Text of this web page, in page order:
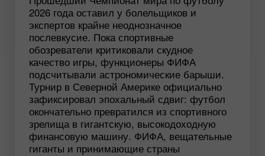
2026 года оставил у болельщиков и
экспертов крайне неоднозначное
послевкусие. Пока спортивные
обозреватели критиковали скудное
качество игры, функционеры ФИФА
подсчитывали астрономические барыши.
Турнир в Северной Америке официально
зафиксировал эпохальный сдвиг: футбол
окончательно превратился из спортивного
зрелища в гигантскую, высокодоходную
финансовую машину. ФИФА, вещательные
гиганты и принимающие страны